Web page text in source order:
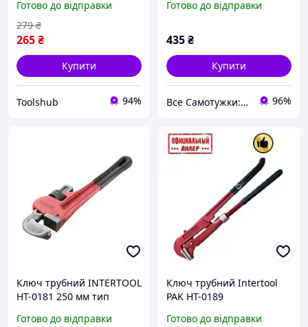
Готово до відправки
265₴
279 ₴
Купити
Toolshub 94%
Готово до відправки
435₴
Купити
Все Самотужки: магазин елементів кріплення, товарів для саду та дому 96%
Ключ трубний INTERTOOL
HT-0181 250 мм тип
Готово до відправки
Ключ трубний Intertool
PAK HT-0189
Готово до відправки